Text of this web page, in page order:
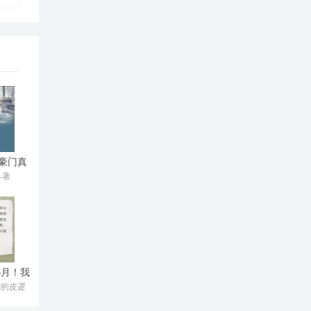
门真
著
！我
男
皮逻